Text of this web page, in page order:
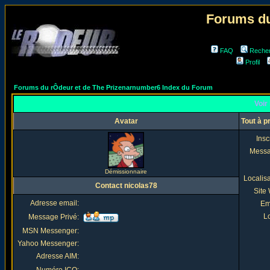
Forums
FAQ
Profil
Forums du rÔdeur et de The Prizenarnumber6 Index du Forum
Voir
Avatar Tout à
Démissionnaire
Site
Contact nicolas78
Adresse email:
Message Privé:
MSN Messenger:
Yahoo Messenger:
Adresse AIM: